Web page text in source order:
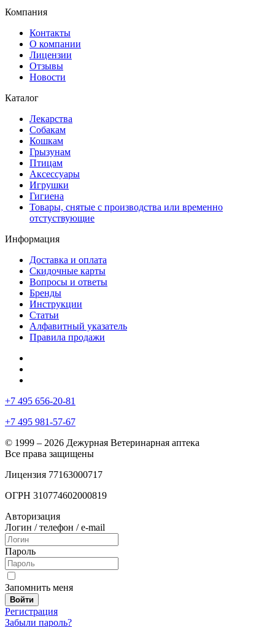
Компания
Контакты
О компании
Лицензии
Отзывы
Новости
Каталог
Лекарства
Собакам
Кошкам
Грызунам
Птицам
Аксессуары
Игрушки
Гигиена
Товары, снятые с производства или временно
отстуствующие
Информация
Доставка и оплата
Скидочные карты
Вопросы и ответы
Бренды
Инструкции
Статьи
Алфавитный указатель
Правила продажи
+7 495 656-20-81
+7 495 981-57-67
© 1999 – 2026 Дежурная Ветеринарная аптека
Все права защищены
Лицензия 77163000717
ОГРН 310774602000819
Авторизация
Логин / телефон / e-mail
Пароль
Запомнить меня
Войти
Регистрация
Забыли пароль?